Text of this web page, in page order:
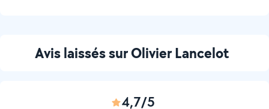
Rochild, Club Med, Traiteurs
Avis laissés sur Olivier Lancelot
4,7/5